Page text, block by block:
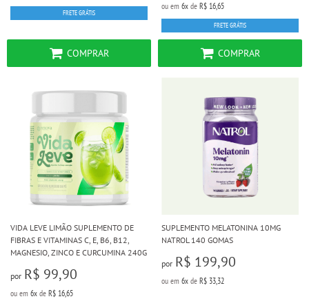
FRETE GRÁTIS
COMPRAR
ou em 6x de R$ 16,65
FRETE GRÁTIS
COMPRAR
VIDA LEVE LIMÃO SUPLEMENTO DE
FIBRAS E VITAMINAS C, E, B6, B12,
MAGNESIO, ZINCO E CURCUMINA 240G
por R$ 99,90
ou em 6x de R$ 16,65
SUPLEMENTO MELATONINA 10MG
NATROL 140 GOMAS
por R$ 199,90
ou em 6x de R$ 33,32